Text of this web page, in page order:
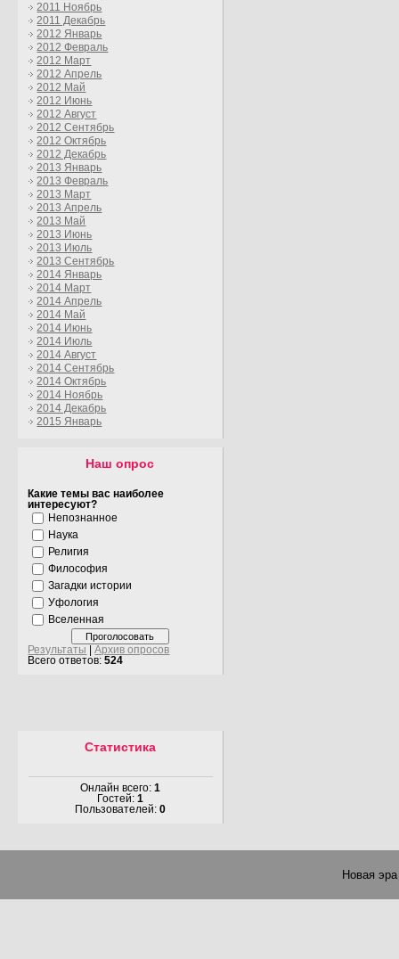
2011 Ноябрь
2011 Декабрь
2012 Январь
2012 Февраль
2012 Март
2012 Апрель
2012 Май
2012 Июнь
2012 Август
2012 Сентябрь
2012 Октябрь
2012 Декабрь
2013 Январь
2013 Февраль
2013 Март
2013 Апрель
2013 Май
2013 Июнь
2013 Июль
2013 Сентябрь
2014 Январь
2014 Март
2014 Апрель
2014 Май
2014 Июнь
2014 Июль
2014 Август
2014 Сентябрь
2014 Октябрь
2014 Ноябрь
2014 Декабрь
2015 Январь
Наш опрос
Какие темы вас наиболее
интересуют?
Непознанное
Наука
Религия
Философия
Загадки истории
Уфология
Вселенная
Результаты |Архив опросов
Всего ответов:524
Статистика
Онлайн всего: 1
Гостей: 1
Пользователей: 0
Новая